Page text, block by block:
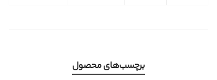
برچسب‌های محصول